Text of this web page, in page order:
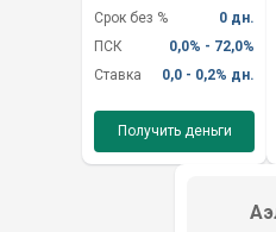
Срок без %
0 дн.
ПСК
0,0% - 72,0%
Ставка
0,0 - 0,2% дн.
Получить деньги